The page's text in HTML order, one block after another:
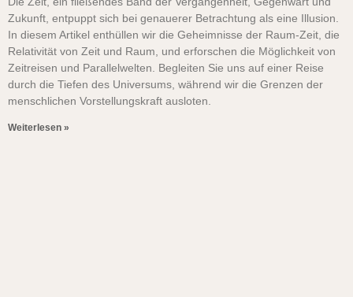
Zukunft, entpuppt sich bei genauerer Betrachtung als eine Illusion.
In diesem Artikel enthüllen wir die Geheimnisse der Raum-Zeit, die
Relativität von Zeit und Raum, und erforschen die Möglichkeit von
Zeitreisen und Parallelwelten. Begleiten Sie uns auf einer Reise
durch die Tiefen des Universums, während wir die Grenzen der
menschlichen Vorstellungskraft ausloten.
Weiterlesen »